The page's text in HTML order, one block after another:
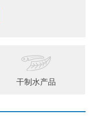
干制水产品